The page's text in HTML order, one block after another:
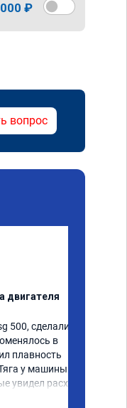
₽
вопрос
двигателя
500, сделали
в
плавность
у машины на
увидел расход
Сколько